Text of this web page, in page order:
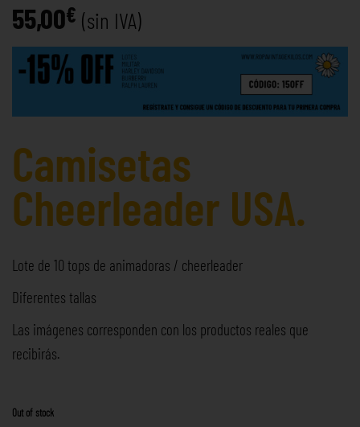
55,00€ (sin IVA)
Camisetas
Cheerleader USA.
Lote de 10 tops de animadoras / cheerleader
Diferentes tallas
Las imágenes corresponden con los productos reales que
recibirás.
Out of stock